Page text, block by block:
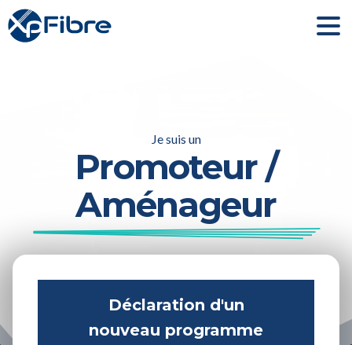
Je suis un
Promoteur /
Aménageur
Déclaration d'un
nouveau programme